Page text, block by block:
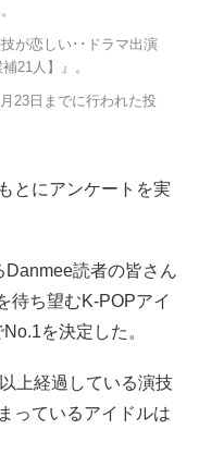
が恋しい･･ドラマ出演
21人】』。
23日までに行われた投
とにアンケートを実
読者の皆さん
待ち望むK-POPアイ
を決定した。
上経過している演技
っているアイドルは